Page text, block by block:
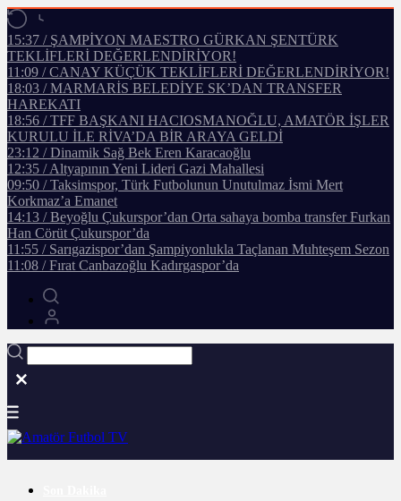
15:37 / ŞAMPİYON MAESTRO GÜRKAN ŞENTÜRK
TEKLİFLERİ DEĞERLENDİRİYOR!
11:09 / CANAY KÜÇÜK TEKLİFLERİ DEĞERLENDİRİYOR!
18:03 / MARMARİS BELEDİYE SK’DAN TRANSFER
HAREKATI
18:56 / TFF BAŞKANI HACIOSMANOĞLU, AMATÖR İŞLER
KURULU İLE RİVA’DA BİR ARAYA GELDİ
23:12 / Dinamik Sağ Bek Eren Karacaoğlu
12:35 / Altyapının Yeni Lideri Gazi Mahallesi
09:50 / Taksimspor, Türk Futbolunun Unutulmaz İsmi Mert
Korkmaz’a Emanet
14:13 / Beyoğlu Çukurspor’dan Orta sahaya bomba transfer Furkan
Han Cörüt Çukurspor’da
11:55 / Sarıgazispor’dan Şampiyonlukla Taçlanan Muhteşem Sezon
11:08 / Fırat Canbazoğlu Kadırgaspor’da